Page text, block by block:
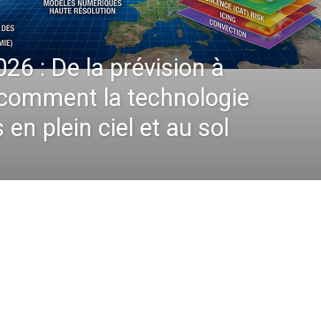
: la stimulante Stratégie
Airlines Redessine